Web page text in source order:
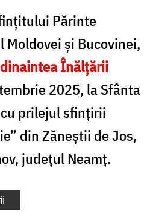
Părinte
și Bucovinei,
dinaintea Înălțării
2025, la Sfânta
prilejul sfințirii
din Zăneștii de Jos,
județul Neamț.